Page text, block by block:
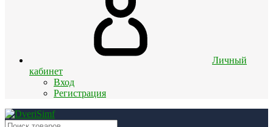
Личный
кабинет
Вход
Регистрация